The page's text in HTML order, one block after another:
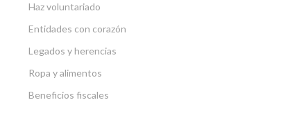
Haz voluntariado
Entidades con corazón
Legados y herencias
Ropa y alimentos
Beneficios fiscales